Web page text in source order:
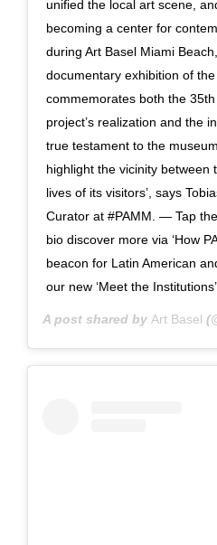
unified the local art scene,
becoming a center for
during Art Basel Miami
documentary exhibition of
commemorates both the
project’s realization and the
true testament to the
highlight the vicinity between
lives of its visitors’, says
Curator at #PAMM. — Tap
bio discover more via ‘How
beacon for Latin American
our new ‘Meet the
A post shared by Art Basel